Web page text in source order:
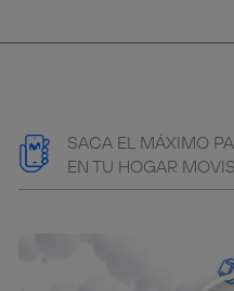
SACA EL MÁXIMO
EN TU HOGAR